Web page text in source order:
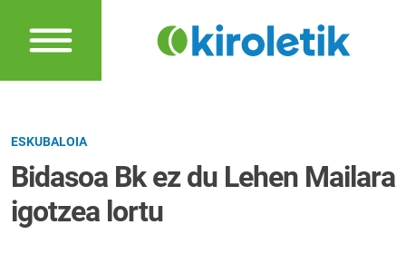
ESKUBALOIA
Bidasoa Bk ez du Lehen Mailara
igotzea lortu